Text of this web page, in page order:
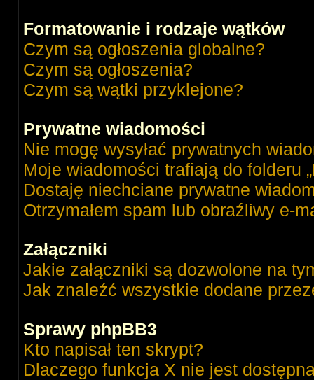
Formatowanie i rodzaje wątków
Czym są ogłoszenia globalne?
Czym są ogłoszenia?
Czym są wątki przyklejone?
Prywatne wiadomości
Nie mogę wysyłać prywatnych
Moje wiadomości trafiają do folderu
Dostaję niechciane prywatne
Otrzymałem spam lub obraźliwy e-
Załączniki
Jakie załączniki są dozwolone na
Jak znaleźć wszystkie dodane
Sprawy phpBB3
Kto napisał ten skrypt?
Dlaczego funkcja X nie jest